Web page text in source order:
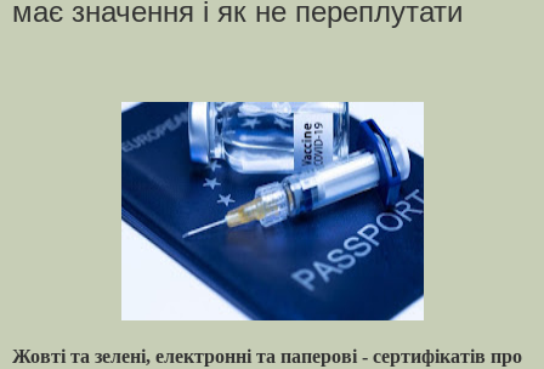
має значення і як не переплутати
Жовті та зелені, електронні та паперові - сертифікатів про